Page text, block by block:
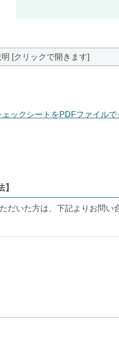
[クリックで開きます]
ェックシートをPDFファイルで
いた方は、下記よりお問い